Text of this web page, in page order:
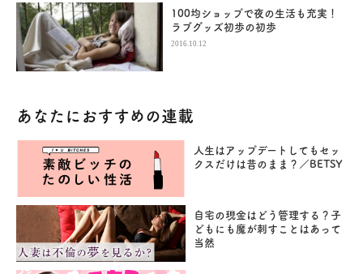
100均ショップで夜の生活も充実！
ラブグッズ初歩の初歩
2016.10.12
あなたにおすすめの連載
人生はアップデートしてもセッ
クスだけは昔のまま？／BETSY
自宅の現金はどう管理する？子
どもにも魔が刺すことはあって
当然